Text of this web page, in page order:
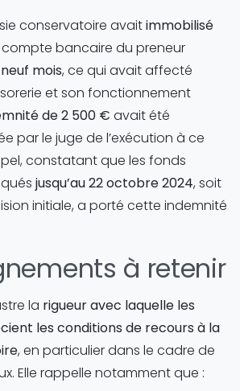
conservatoire avaitimmobilisé
compte bancaire du preneur
mois, ce qui avait affecté
et son fonctionnement
de 2 500 € avait été
par le juge de l’exécution à ce
constatant que les fonds
jusqu’au 22 octobre 2024, soit
initiale, a porté cette indemnité
à retenir
la rigueur avec laquelle les
les conditions de recours à la
, en particulier dans le cadre de
Elle rappelle notamment que :